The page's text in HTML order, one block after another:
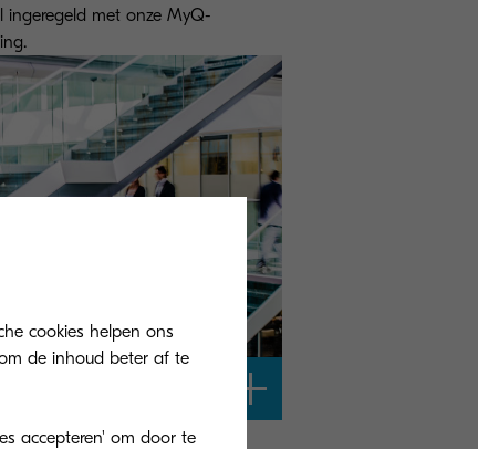
ingeregeld met onze MyQ-
cookies helpen ons
de inhoud beter af te
accepteren' om door te